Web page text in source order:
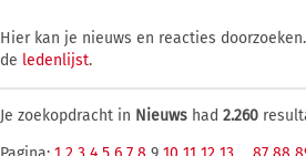
Hier kan je nieuws en reacties
de ledenlijst.
Je zoekopdracht in Nieuws had 2.260